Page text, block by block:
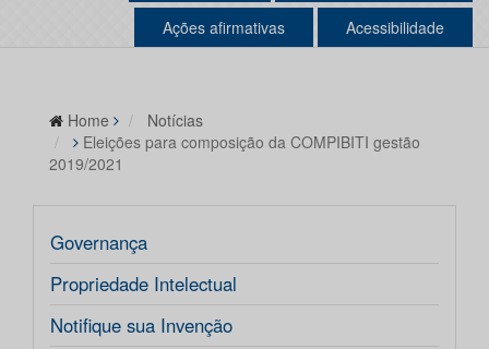
Ações afirmativas Acessibilidade
Home
Notícias
Eleições para composição da COMPIBITI gestão
2019/2021
Governança
Propriedade Intelectual
Notifique sua Invenção